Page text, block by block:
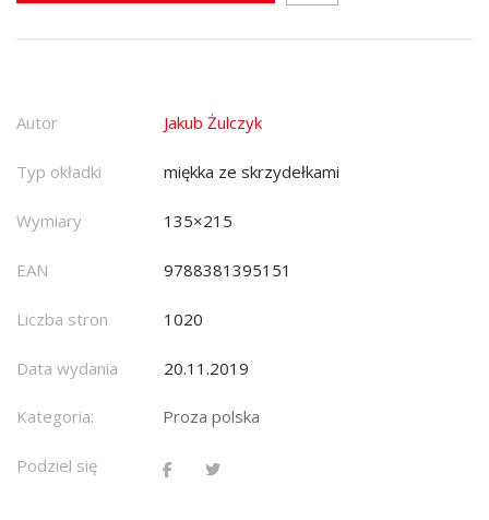
Autor Jakub Żulczyk
Typ okładki miękka ze skrzydełkami
Wymiary 135×215
EAN 9788381395151
Liczba stron 1020
Data wydania 20.11.2019
Kategoria: Proza polska
Podziel się